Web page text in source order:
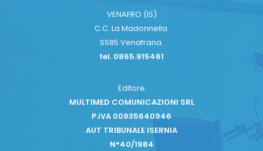
VENAFRO (IS)
C.C. La Madonnella
SS85 Venafrana.
tel. 0865.915461
Editore
MULTIMED COMUNICAZIONI SRL
P.iVA 00935640946
AUT TRIBUNALE ISERNIA
N°40/1984